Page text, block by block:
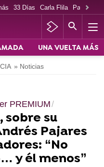
33 Días Carla Flila Paco
UNA VUELTA MÁS
» Noticias
PREMIUM
sobre su
Pajares
“No
y él menos”